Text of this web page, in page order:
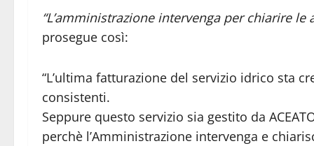
“L’amministrazione intervenga per chiarire
prosegue così:
“L’ultima fatturazione del servizio idrico sta
consistenti.
Seppure questo servizio sia gestito da
perchè l’Amministrazione intervenga e